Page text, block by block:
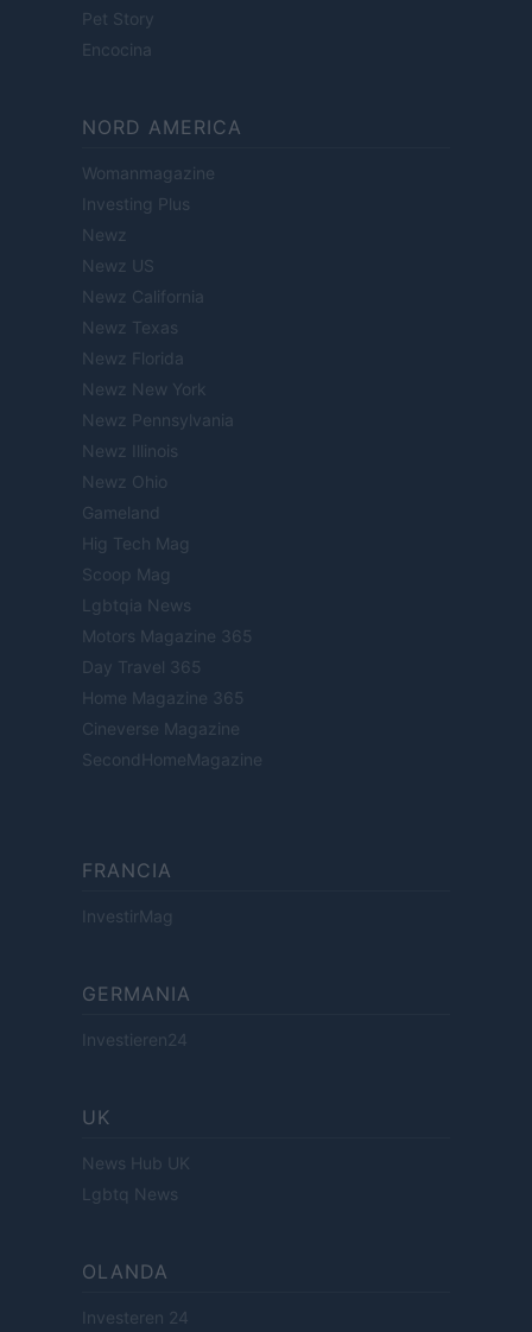
Pet Story
Encocina
NORD AMERICA
Womanmagazine
Investing Plus
Newz
Newz US
Newz California
Newz Texas
Newz Florida
Newz New York
Newz Pennsylvania
Newz Illinois
Newz Ohio
Gameland
Hig Tech Mag
Scoop Mag
Lgbtqia News
Motors Magazine 365
Day Travel 365
Home Magazine 365
Cineverse Magazine
SecondHomeMagazine
FRANCIA
InvestirMag
GERMANIA
Investieren24
UK
News Hub UK
Lgbtq News
OLANDA
Investeren 24